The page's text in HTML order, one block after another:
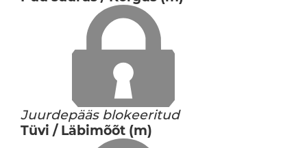
Juurdepääs blokeeritud
Tüvi / Läbimõõt (m)